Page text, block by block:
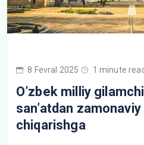
8 Fevral 2025 1 minute
O’zbek milliy
san’atdan
chiqarishga